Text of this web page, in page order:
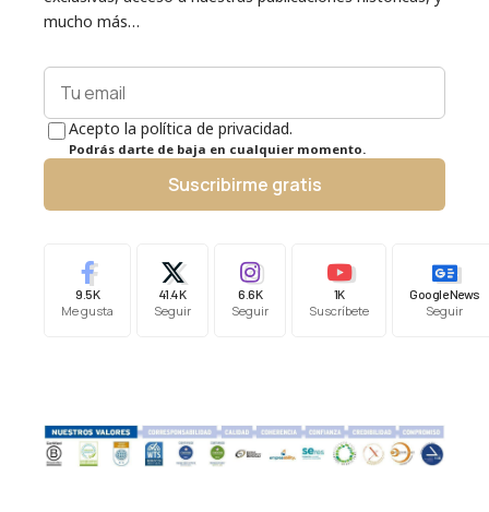
mucho más…
Acepto la política de privacidad.
Podrás darte de baja en cualquier momento.
Suscribirme gratis
9.5K
Me gusta
41.4K
Seguir
6.6K
Seguir
1K
Suscríbete
Google News
Seguir